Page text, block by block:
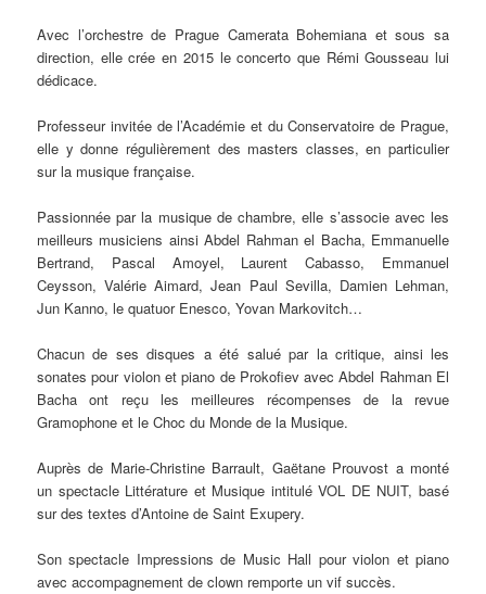
Avec l’orchestre de Prague Camerata Bohemiana et sous sa
direction, elle crée en 2015 le concerto que Rémi Gousseau lui
dédicace.
Professeur invitée de l’Académie et du Conservatoire de Prague,
elle y donne régulièrement des masters classes, en particulier
sur la musique française.
Passionnée par la musique de chambre, elle s’associe avec les
meilleurs musiciens ainsi Abdel Rahman el Bacha, Emmanuelle
Bertrand, Pascal Amoyel, Laurent Cabasso, Emmanuel
Ceysson, Valérie Aimard, Jean Paul Sevilla, Damien Lehman,
Jun Kanno, le quatuor Enesco, Yovan Markovitch…
Chacun de ses disques a été salué par la critique, ainsi les
sonates pour violon et piano de Prokofiev avec Abdel Rahman El
Bacha ont reçu les meilleures récompenses de la revue
Gramophone et le Choc du Monde de la Musique.
Auprès de Marie-Christine Barrault, Gaëtane Prouvost a monté
un spectacle Littérature et Musique intitulé VOL DE NUIT, basé
sur des textes d’Antoine de Saint Exupery.
Son spectacle Impressions de Music Hall pour violon et piano
avec accompagnement de clown remporte un vif succès.